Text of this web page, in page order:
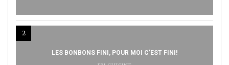
2
LES BONBONS FINI, POUR MOI C’EST FINI!